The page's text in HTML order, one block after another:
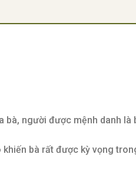
bà, người được mệnh danh là
bà rất được kỳ vọng